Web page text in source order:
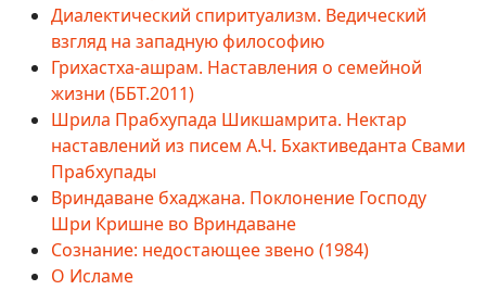
Диалектический спиритуализм. Ведический
взгляд на западную философию
Грихастха-ашрам. Наставления о семейной
жизни (ББТ.2011)
Шрила Прабхупада Шикшамрита. Нектар
наставлений из писем А.Ч. Бхактиведанта Свами
Прабхупады
Вриндаване бхаджана. Поклонение Господу
Шри Кришне во Вриндаване
Сознание: недостающее звено (1984)
О Исламе